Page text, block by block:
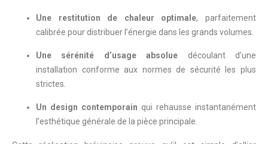
Une restitution de chaleur optimale, parfaitement
calibrée pour distribuer l’énergie dans les grands volumes.
Une sérénité d’usage absolue découlant d’une
installation conforme aux normes de sécurité les plus
strictes.
Un design contemporain qui rehausse instantanément
l’esthétique générale de la pièce principale.